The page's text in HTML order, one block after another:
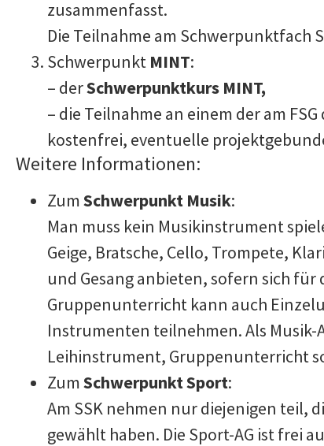
zusammenfasst.
Die Teilnahme am Schwerpunktfach
Schwerpunkt MINT:
– derSchwerpunktkurs MINT,
– die Teilnahme an einem der am
kostenfrei, eventuelle
Weitere Informationen:
ZumSchwerpunkt Musik:
Man muss kein Musikinstrument
Geige, Bratsche, Cello, Trompete,
und Gesang anbieten, sofern sich für
Gruppenunterricht kann auch
Instrumenten teilnehmen. Als Musik-
Leihinstrument, Gruppenunterricht
ZumSchwerpunkt Sport:
Am SSK nehmen nur diejenigen teil,
gewählt haben. Die Sport-AG ist frei